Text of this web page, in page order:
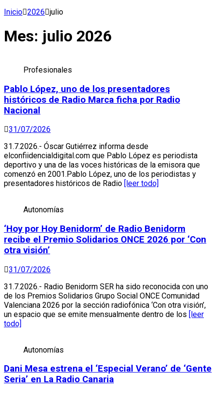
Inicio 2026 julio
Mes: julio 2026
Profesionales
Pablo López, uno de los presentadores
históricos de Radio Marca ficha por Radio
Nacional
31/07/2026
31.7.2026.- Óscar Gutiérrez informa desde
elconfiidencialdigital.com que Pablo López es periodista
deportivo y una de las voces históricas de la emisora que
comenzó en 2001.Pablo López, uno de los periodistas y
presentadores históricos de Radio
[leer todo]
Autonomías
‘Hoy por Hoy Benidorm’ de Radio Benidorm
recibe el Premio Solidarios ONCE 2026 por ‘Con
otra visión’
31/07/2026
31.7.2026.- Radio Benidorm SER ha sido reconocida con uno
de los Premios Solidarios Grupo Social ONCE Comunidad
Valenciana 2026 por la sección radiofónica ‘Con otra visión’,
un espacio que se emite mensualmente dentro de los [leer
todo]
Autonomías
Dani Mesa estrena el ‘Especial Verano’ de ‘Gente
Seria’ en La Radio Canaria